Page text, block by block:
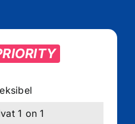
1 on 1